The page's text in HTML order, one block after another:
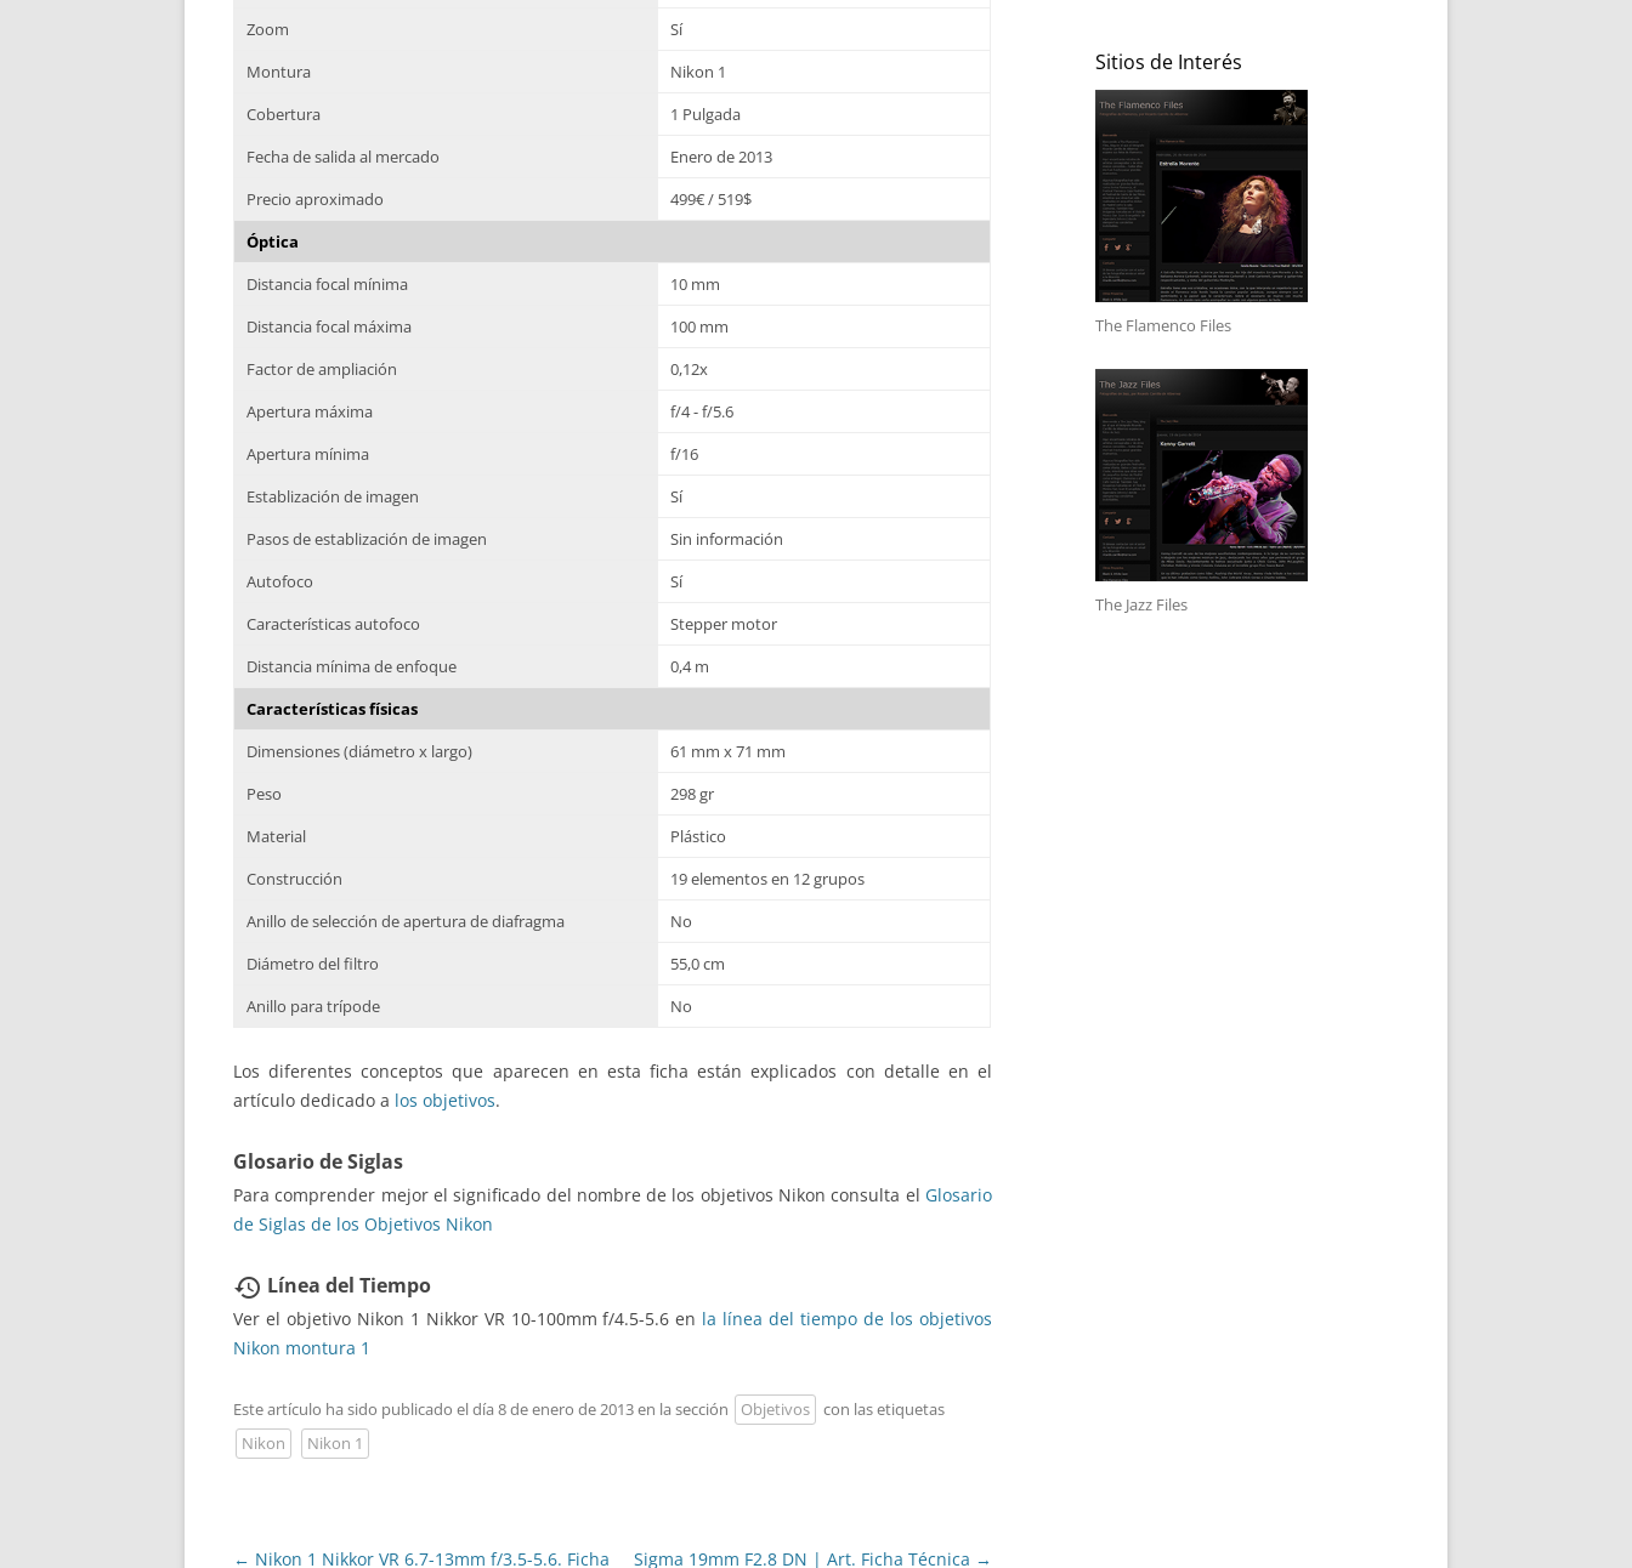
Zoom
Sí
Montura
Nikon 1
Cobertura
1 Pulgada
Fecha de salida al mercado
Enero de 2013
Precio aproximado
499€ / 519$
Óptica
Distancia focal mínima
10 mm
Distancia focal máxima
100 mm
Factor de ampliación
0,12x
Apertura máxima
f/4 - f/5.6
Apertura mínima
f/16
Establización de imagen
Sí
Pasos de establización de imagen
Sin información
Autofoco
Sí
Características autofoco
Stepper motor
Distancia mínima de enfoque
0,4 m
Características físicas
Dimensiones (diámetro x largo)
61 mm x 71 mm
Peso
298 gr
Material
Plástico
Construcción
19 elementos en 12 grupos
Anillo de selección de apertura de diafragma
No
Diámetro del filtro
55,0 cm
Anillo para trípode
No
Los diferentes conceptos que aparecen en esta ficha están explicados con detalle en el
artículo dedicado a los objetivos.
Glosario de Siglas
Para comprender mejor el significado del nombre de los objetivos Nikon consulta el Glosario
de Siglas de los Objetivos Nikon
restore Línea del Tiempo
Ver el objetivo Nikon 1 Nikkor VR 10-100mm f/4.5-5.6 en la línea del tiempo de los objetivos
Nikon montura 1
Este artículo ha sido publicado el día 8 de enero de 2013 en la sección Objetivos
con las etiquetas
Nikon
Nikon 1
Navegación
← Nikon 1 Nikkor VR 6.7-13mm f/3.5-5.6. Ficha Sigma 19mm F2.8 DN | Art. Ficha Técnica →
Sitios de Interés
The Flamenco Files
The Jazz Files